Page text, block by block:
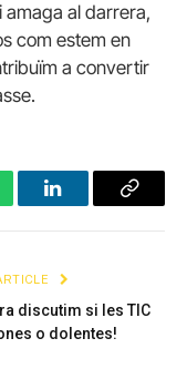
amaga al darrera,
com estem en
a convertir
LinkedInCopy
discutim si les TIC
o dolentes!